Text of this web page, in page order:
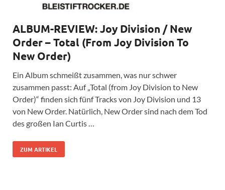
ALBUM-REVIEW: Joy Division / New
Order – Total (From Joy Division To
New Order)
Ein Album schmeißt zusammen, was nur schwer
zusammen passt: Auf „Total (from Joy Division to New
Order)“ finden sich fünf Tracks von Joy Division und 13
von New Order. Natürlich, New Order sind nach dem Tod
des großen Ian Curtis …
ZUM ARTIKEL